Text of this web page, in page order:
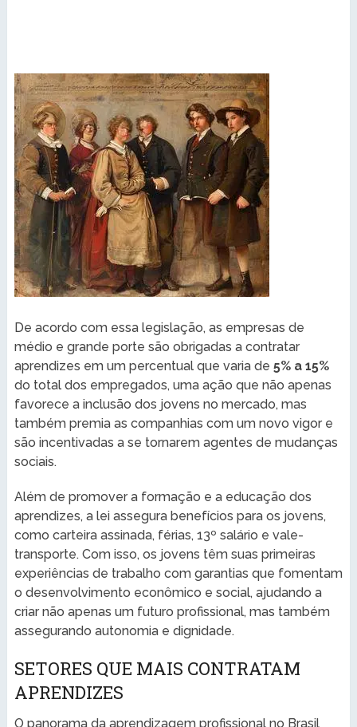
De acordo com essa legislação, as empresas de
médio e grande porte são obrigadas a contratar
aprendizes em um percentual que varia de 5% a 15%
do total dos empregados, uma ação que não apenas
favorece a inclusão dos jovens no mercado, mas
também premia as companhias com um novo vigor e
são incentivadas a se tornarem agentes de mudanças
sociais.
Além de promover a formação e a educação dos
aprendizes, a lei assegura benefícios para os jovens,
como carteira assinada, férias, 13º salário e vale-
transporte. Com isso, os jovens têm suas primeiras
experiências de trabalho com garantias que fomentam
o desenvolvimento econômico e social, ajudando a
criar não apenas um futuro profissional, mas também
assegurando autonomia e dignidade.
SETORES QUE MAIS CONTRATAM
APRENDIZES
O panorama da aprendizagem profissional no Brasil